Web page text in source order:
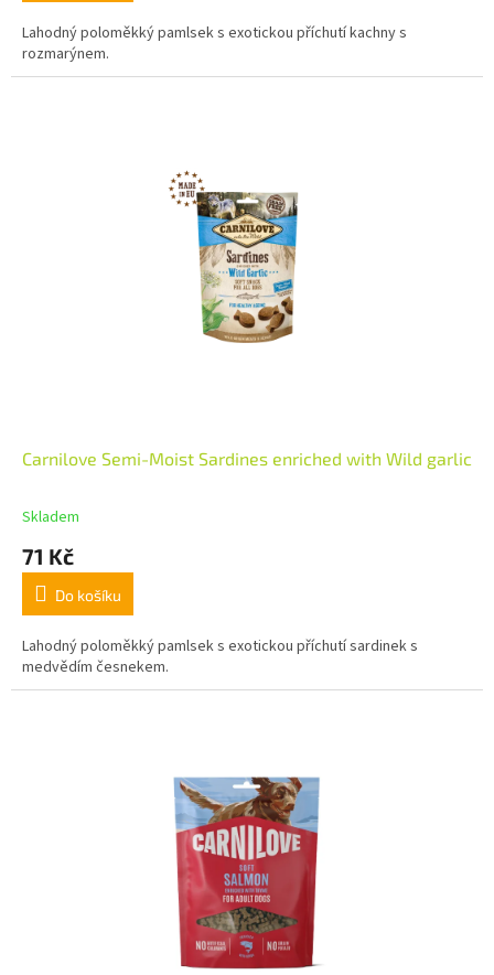
Lahodný poloměkký pamlsek s exotickou příchutí kachny s
rozmarýnem.
Carnilove Semi-Moist Sardines enriched with Wild garlic
Skladem
71 Kč
Do košíku
Lahodný poloměkký pamlsek s exotickou příchutí sardinek s
medvědím česnekem.